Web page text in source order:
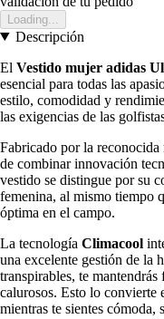
Loading...
Descripción
El Vestido mujer adidas
esencial para todas las
estilo, comodidad y
las exigencias de las
Fabricado por la reconocida
de combinar innovación
vestido se distingue por su
femenina, al mismo tiempo
óptima en el campo.
La tecnología Climacool
una excelente gestión de la
transpirables, te
calurosos. Esto lo convierte
mientras te sientes